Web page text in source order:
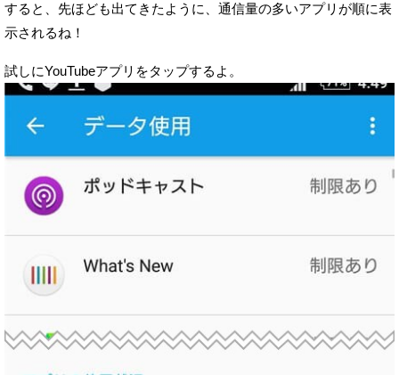
すると、先ほども出てきたように、通信量の多いアプリが順に表
示されるね！
試しにYouTubeアプリをタップするよ。